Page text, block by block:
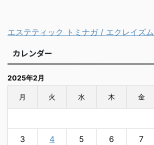
エステティック トミナガ / エクレイズム
カレンダー
2025年2月
月 火 水 木 金
3 4 5 6 7